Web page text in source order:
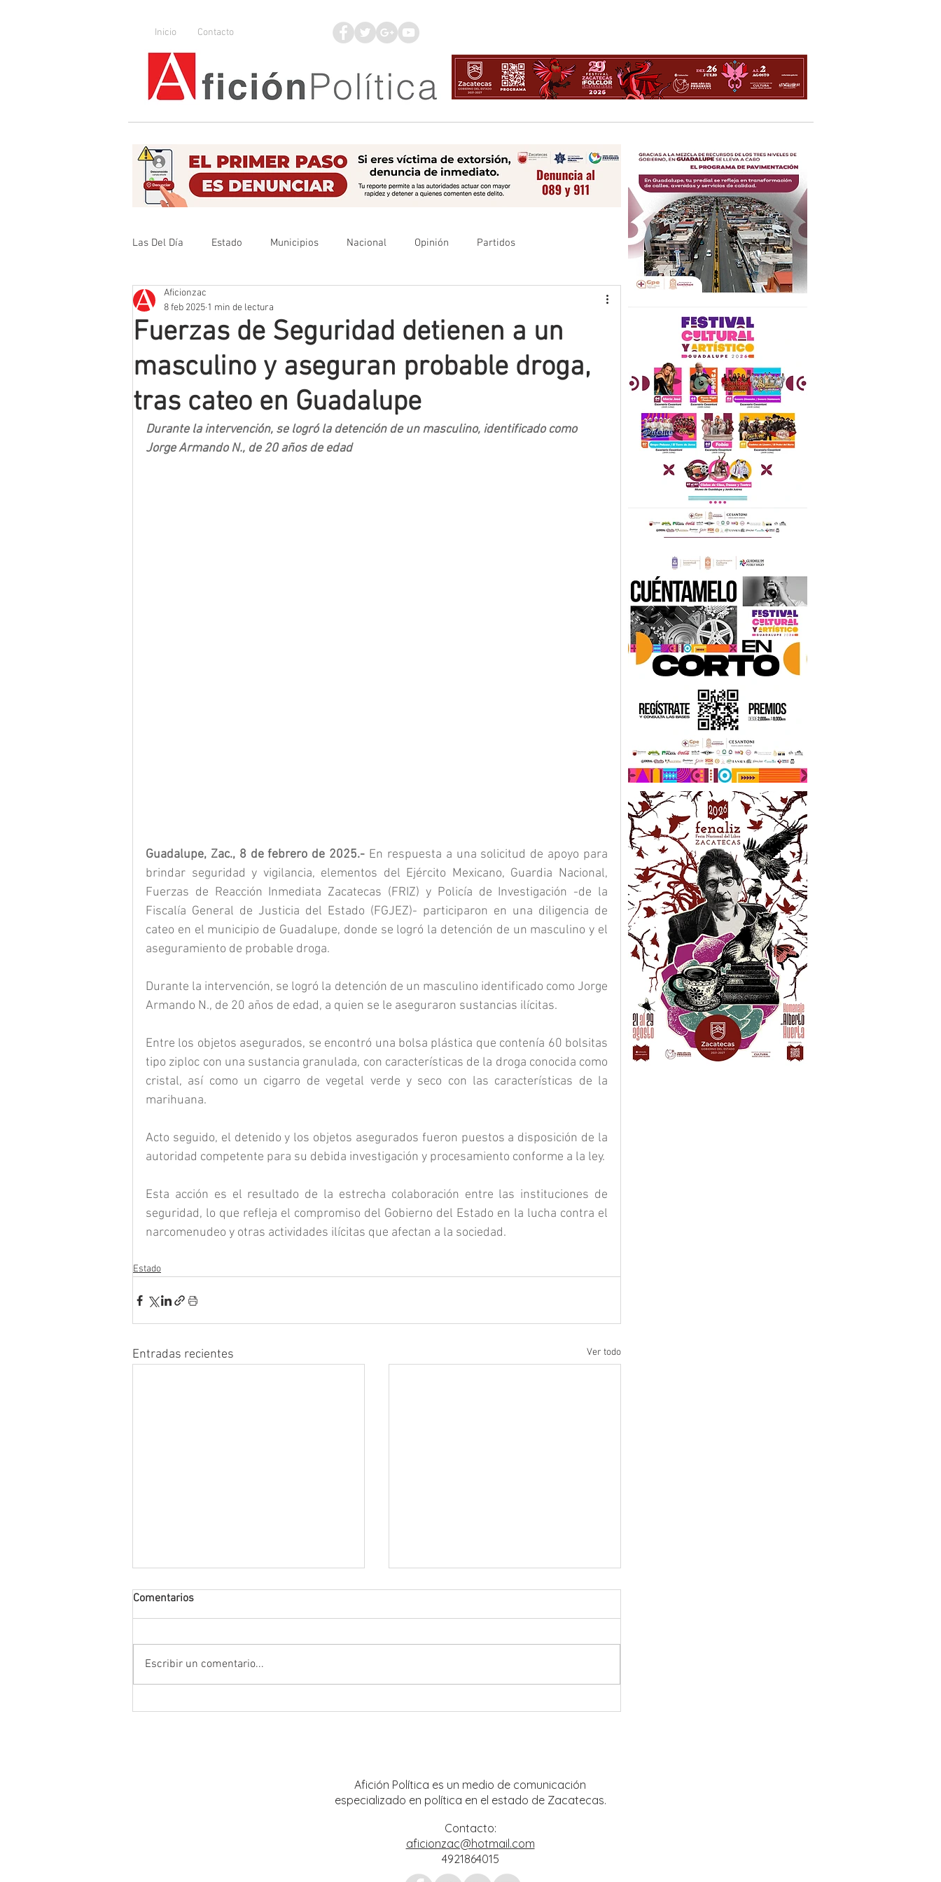
Inicio Contacto
Las Del Día Estado Municipios Nacional Opinión Partidos
Que no se olvide
Mineros LNBP
Fuerzas de Seguridad detienen a un
masculino y aseguran probable droga,
tras cateo en Guadalupe
Aficionzac
8 feb 2025 1 min de lectura
Durante la intervención, se logró la detención de un masculino, identificado como
Jorge Armando N., de 20 años de edad
Guadalupe, Zac., 8 de febrero de 2025.- En respuesta a una solicitud de apoyo para
brindar seguridad y vigilancia, elementos del Ejército Mexicano, Guardia Nacional,
Fuerzas de Reacción Inmediata Zacatecas (FRIZ) y Policía de Investigación -de la
Fiscalía General de Justicia del Estado (FGJEZ)- participaron en una diligencia de
cateo en el municipio de Guadalupe, donde se logró la detención de un masculino y el
aseguramiento de probable droga.
Durante la intervención, se logró la detención de un masculino identificado como Jorge
Armando N., de 20 años de edad, a quien se le aseguraron sustancias ilícitas.
Entre los objetos asegurados, se encontró una bolsa plástica que contenía 60 bolsitas
tipo ziploc con una sustancia granulada, con características de la droga conocida como
cristal, así como un cigarro de vegetal verde y seco con las características de la
marihuana.
Acto seguido, el detenido y los objetos asegurados fueron puestos a disposición de la
autoridad competente para su debida investigación y procesamiento conforme a la ley.
Esta acción es el resultado de la estrecha colaboración entre las instituciones de
seguridad, lo que refleja el compromiso del Gobierno del Estado en la lucha contra el
narcomenudeo y otras actividades ilícitas que afectan a la sociedad.
Estado
Entradas recientes Ver todo
julio
Comentarios
Escribir un comentario...
Afición Política es un medio de comunicación
especializado en política en el estado de Zacatecas.
Contacto:
aficionzac@hotmail.com
4921864015